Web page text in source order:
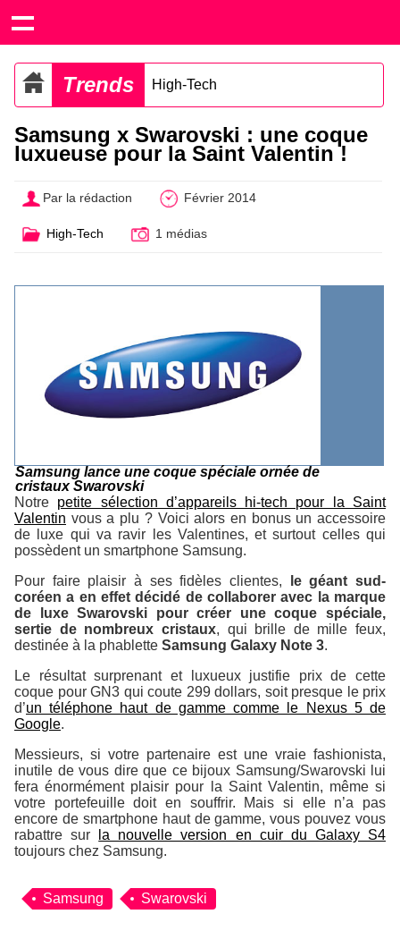
Trends High-Tech
Samsung x Swarovski : une coque
luxueuse pour la Saint Valentin !
Par la rédaction Février 2014
High-Tech 1 médias
Samsung lance une coque spéciale ornée de
cristaux Swarovski
Notre petite sélection d’appareils hi-tech pour la Saint
Valentin vous a plu ? Voici alors en bonus un accessoire
de luxe qui va ravir les Valentines, et surtout celles qui
possèdent un smartphone Samsung.
Pour faire plaisir à ses fidèles clientes,
le géant sud-
coréen a en effet décidé de collaborer avec la marque
de luxe Swarovski pour créer une coque spéciale,
sertie de nombreux cristaux, qui brille de mille feux,
destinée à la phablette Samsung Galaxy Note 3.
Le résultat surprenant et luxueux justifie prix de cette
coque pour GN3 qui coute 299 dollars, soit presque le prix
d’un téléphone haut de gamme comme le Nexus 5 de
Google.
Messieurs, si votre partenaire est une vraie fashionista,
inutile de vous dire que ce bijoux Samsung/Swarovski lui
fera énormément plaisir pour la Saint Valentin, même si
votre portefeuille doit en souffrir. Mais si elle n’a pas
encore de smartphone haut de gamme, vous pouvez vous
rabattre sur
la nouvelle version en cuir du Galaxy S4
toujours chez Samsung.
Samsung Swarovski